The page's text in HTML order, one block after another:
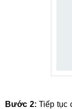
Bước 2: Tiếp tục